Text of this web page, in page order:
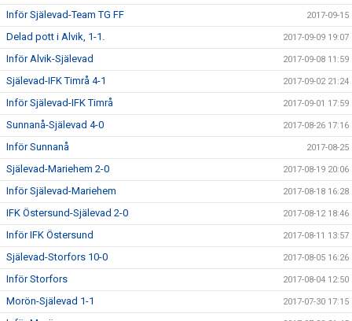
Inför Själevad-Team TG FF 2017-09-15
Delad pott i Alvik, 1-1. 2017-09-09 19:07
Inför Alvik-Själevad 2017-09-08 11:59
Själevad-IFK Timrå 4-1 2017-09-02 21:24
Inför Själevad-IFK Timrå 2017-09-01 17:59
Sunnanå-Själevad 4-0 2017-08-26 17:16
Inför Sunnanå 2017-08-25
Själevad-Mariehem 2-0 2017-08-19 20:06
Inför Själevad-Mariehem 2017-08-18 16:28
IFK Östersund-Själevad 2-0 2017-08-12 18:46
Inför IFK Östersund 2017-08-11 13:57
Själevad-Storfors 10-0 2017-08-05 16:26
Inför Storfors 2017-08-04 12:50
Morön-Själevad 1-1 2017-07-30 17:15